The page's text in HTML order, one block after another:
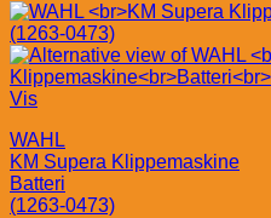
Vis
WAHL
KM Supera Klippemaskine
Batteri
(1263-0473)